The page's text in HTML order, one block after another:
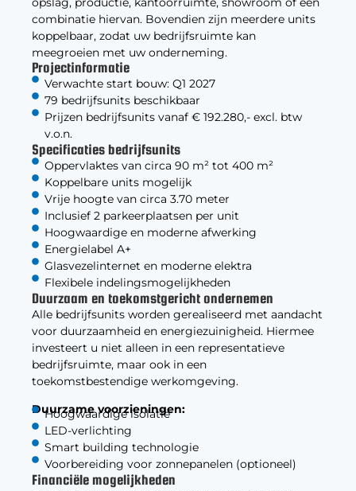
combinatie hiervan. Bovendien zijn meerdere units
koppelbaar, zodat uw bedrijfsruimte kan
meegroeien met uw onderneming.
Projectinformatie
Verwachte start bouw: Q1 2027
79 bedrijfsunits beschikbaar
Prijzen bedrijfsunits vanaf € 192.280,- excl. btw
v.o.n.
Specificaties bedrijfsunits
Oppervlaktes van circa 90 m² tot 400 m²
Koppelbare units mogelijk
Vrije hoogte van circa 3.70 meter
Inclusief 2 parkeerplaatsen per unit
Hoogwaardige en moderne afwerking
Energielabel A+
Glasvezelinternet en moderne elektra
Flexibele indelingsmogelijkheden
Duurzaam en toekomstgericht ondernemen
Alle bedrijfsunits worden gerealiseerd met aandacht
voor duurzaamheid en energiezuinigheid. Hiermee
investeert u niet alleen in een representatieve
bedrijfsruimte, maar ook in een
toekomstbestendige werkomgeving.
Duurzame voorzieningen:
Hoogwaardige isolatie
LED-verlichting
Smart building technologie
Voorbereiding voor zonnepanelen (optioneel)
Financiële mogelijkheden